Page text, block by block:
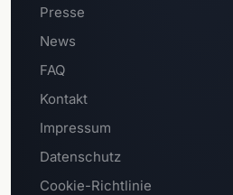
Presse
News
FAQ
Kontakt
Impressum
Datenschutz
Cookie-Richtlinie